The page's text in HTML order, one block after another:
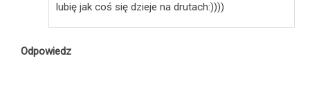
lubię jak coś się dzieje na drutach:))))
Odpowiedz